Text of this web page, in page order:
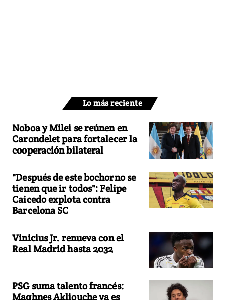
Lo más reciente
Noboa y Milei se reúnen en
Carondelet para fortalecer la
cooperación bilateral
"Después de este bochorno se
tienen que ir todos": Felipe
Caicedo explota contra
Barcelona SC
Vinicius Jr. renueva con el
Real Madrid hasta 2032
PSG suma talento francés:
Maghnes Akliouche ya es